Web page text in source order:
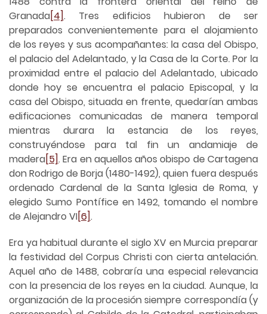
Granada[4]. Tres edificios hubieron de ser
preparados convenientemente para el alojamiento
de los reyes y sus acompañantes: la casa del Obispo,
el palacio del Adelantado, y la Casa de la Corte. Por la
proximidad entre el palacio del Adelantado, ubicado
donde hoy se encuentra el palacio Episcopal, y la
casa del Obispo, situada en frente, quedarían ambas
edificaciones comunicadas de manera temporal
mientras durara la estancia de los reyes,
construyéndose para tal fin un andamiaje de
madera[5]. Era en aquellos años obispo de Cartagena
don Rodrigo de Borja (1480-1492), quien fuera después
ordenado Cardenal de la Santa Iglesia de Roma, y
elegido Sumo Pontífice en 1492, tomando el nombre
de Alejandro VI[6].
Era ya habitual durante el siglo XV en Murcia preparar
la festividad del Corpus Christi con cierta antelación.
Aquel año de 1488, cobraría una especial relevancia
con la presencia de los reyes en la ciudad. Aunque, la
organización de la procesión siempre correspondía (y